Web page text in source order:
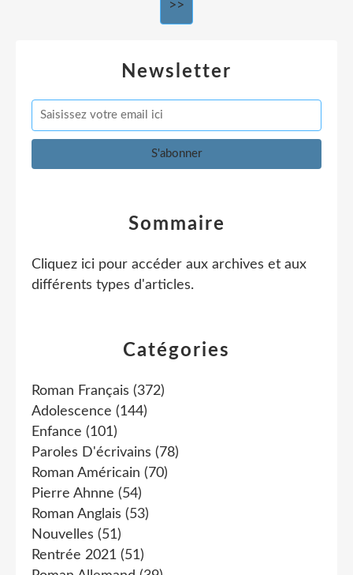
>>
Newsletter
Catégories
Roman Français (372)
Adolescence (144)
Enfance (101)
Paroles D'écrivains (78)
Roman Américain (70)
Pierre Ahnne (54)
Roman Anglais (53)
Nouvelles (51)
Rentrée 2021 (51)
Sommaire
Cliquez ici pour accéder aux archives et aux
différents types d'articles.